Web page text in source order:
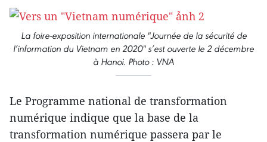
La foire-exposition internationale "Journée de la sécurité de
l’information du Vietnam en 2020" s’est ouverte le 2 décembre
à Hanoi. Photo : VNA
Le Programme national de transformation
numérique indique que la base de la
transformation numérique passera par le